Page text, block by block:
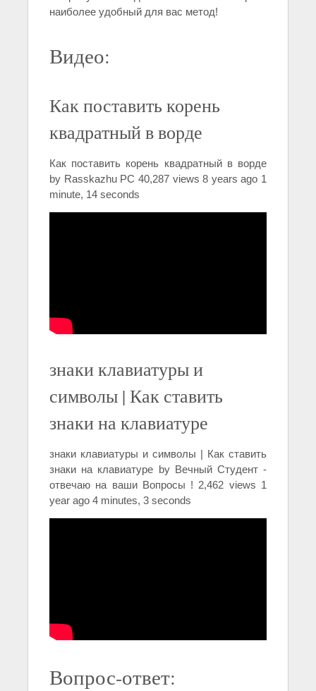
наиболее удобный для вас метод!
Видео:
Как поставить корень
квадратный в ворде
Как поставить корень квадратный в ворде
by Rasskazhu PC 40,287 views 8 years ago 1
minute, 14 seconds
знаки клавиатуры и
символы | Как ставить
знаки на клавиатуре
знаки клавиатуры и символы | Как ставить
знаки на клавиатуре by Вечный Студент -
отвечаю на ваши Вопросы ! 2,462 views 1
year ago 4 minutes, 3 seconds
Вопрос-ответ: